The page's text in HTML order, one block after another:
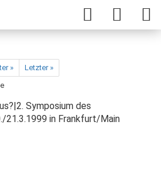
»
Letzter »
Symposium des
21.3.1999 in Frankfurt/Main